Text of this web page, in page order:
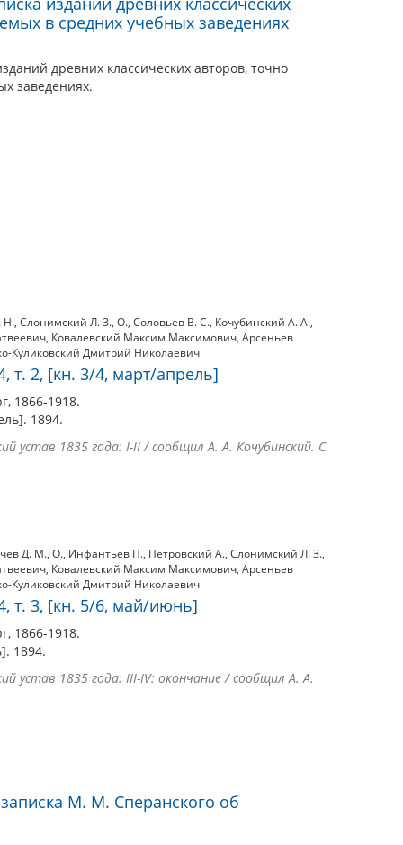
в средних учебных заведениях
древних классических авторов, точно
заведениях.
Н., Слонимский Л. З., О., Соловьев В. С., Кочубинский А. А.,
, Ковалевский Максим Максимович, Арсеньев
Куликовский Дмитрий Николаевич
т. 2, [кн. 3/4, март/апрель]
1866-1918.
1894.
устав 1835 года: I-II / сообщил А. А. Кочубинский. С.
Д. М., О., Инфантьев П., Петровский А., Слонимский Л. З.,
, Ковалевский Максим Максимович, Арсеньев
Куликовский Дмитрий Николаевич
т. 3, [кн. 5/6, май/июнь]
1866-1918.
1894.
устав 1835 года: III-IV: окончание / сообщил А. А.
М. М. Сперанского об